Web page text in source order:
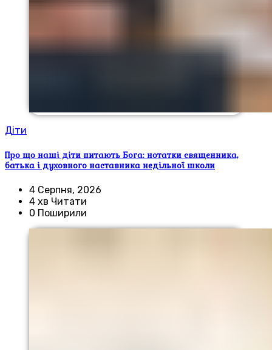
Діти
Про що наші діти питають Бога: нотатки священника,
батька і духовного наставника недільної школи
4 Серпня, 2026
4 хв Читати
0 Поширили